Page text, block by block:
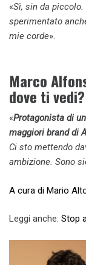
«Sì, sin da piccolo.
sperimentato
mie corde».
Marco
dove ti vedi?
«Protagonista di
maggiori brand di
Ci sto mettendo
ambizione. Sono
A cura di Mario
Leggi anche: Stop